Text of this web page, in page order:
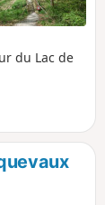
du Lac de